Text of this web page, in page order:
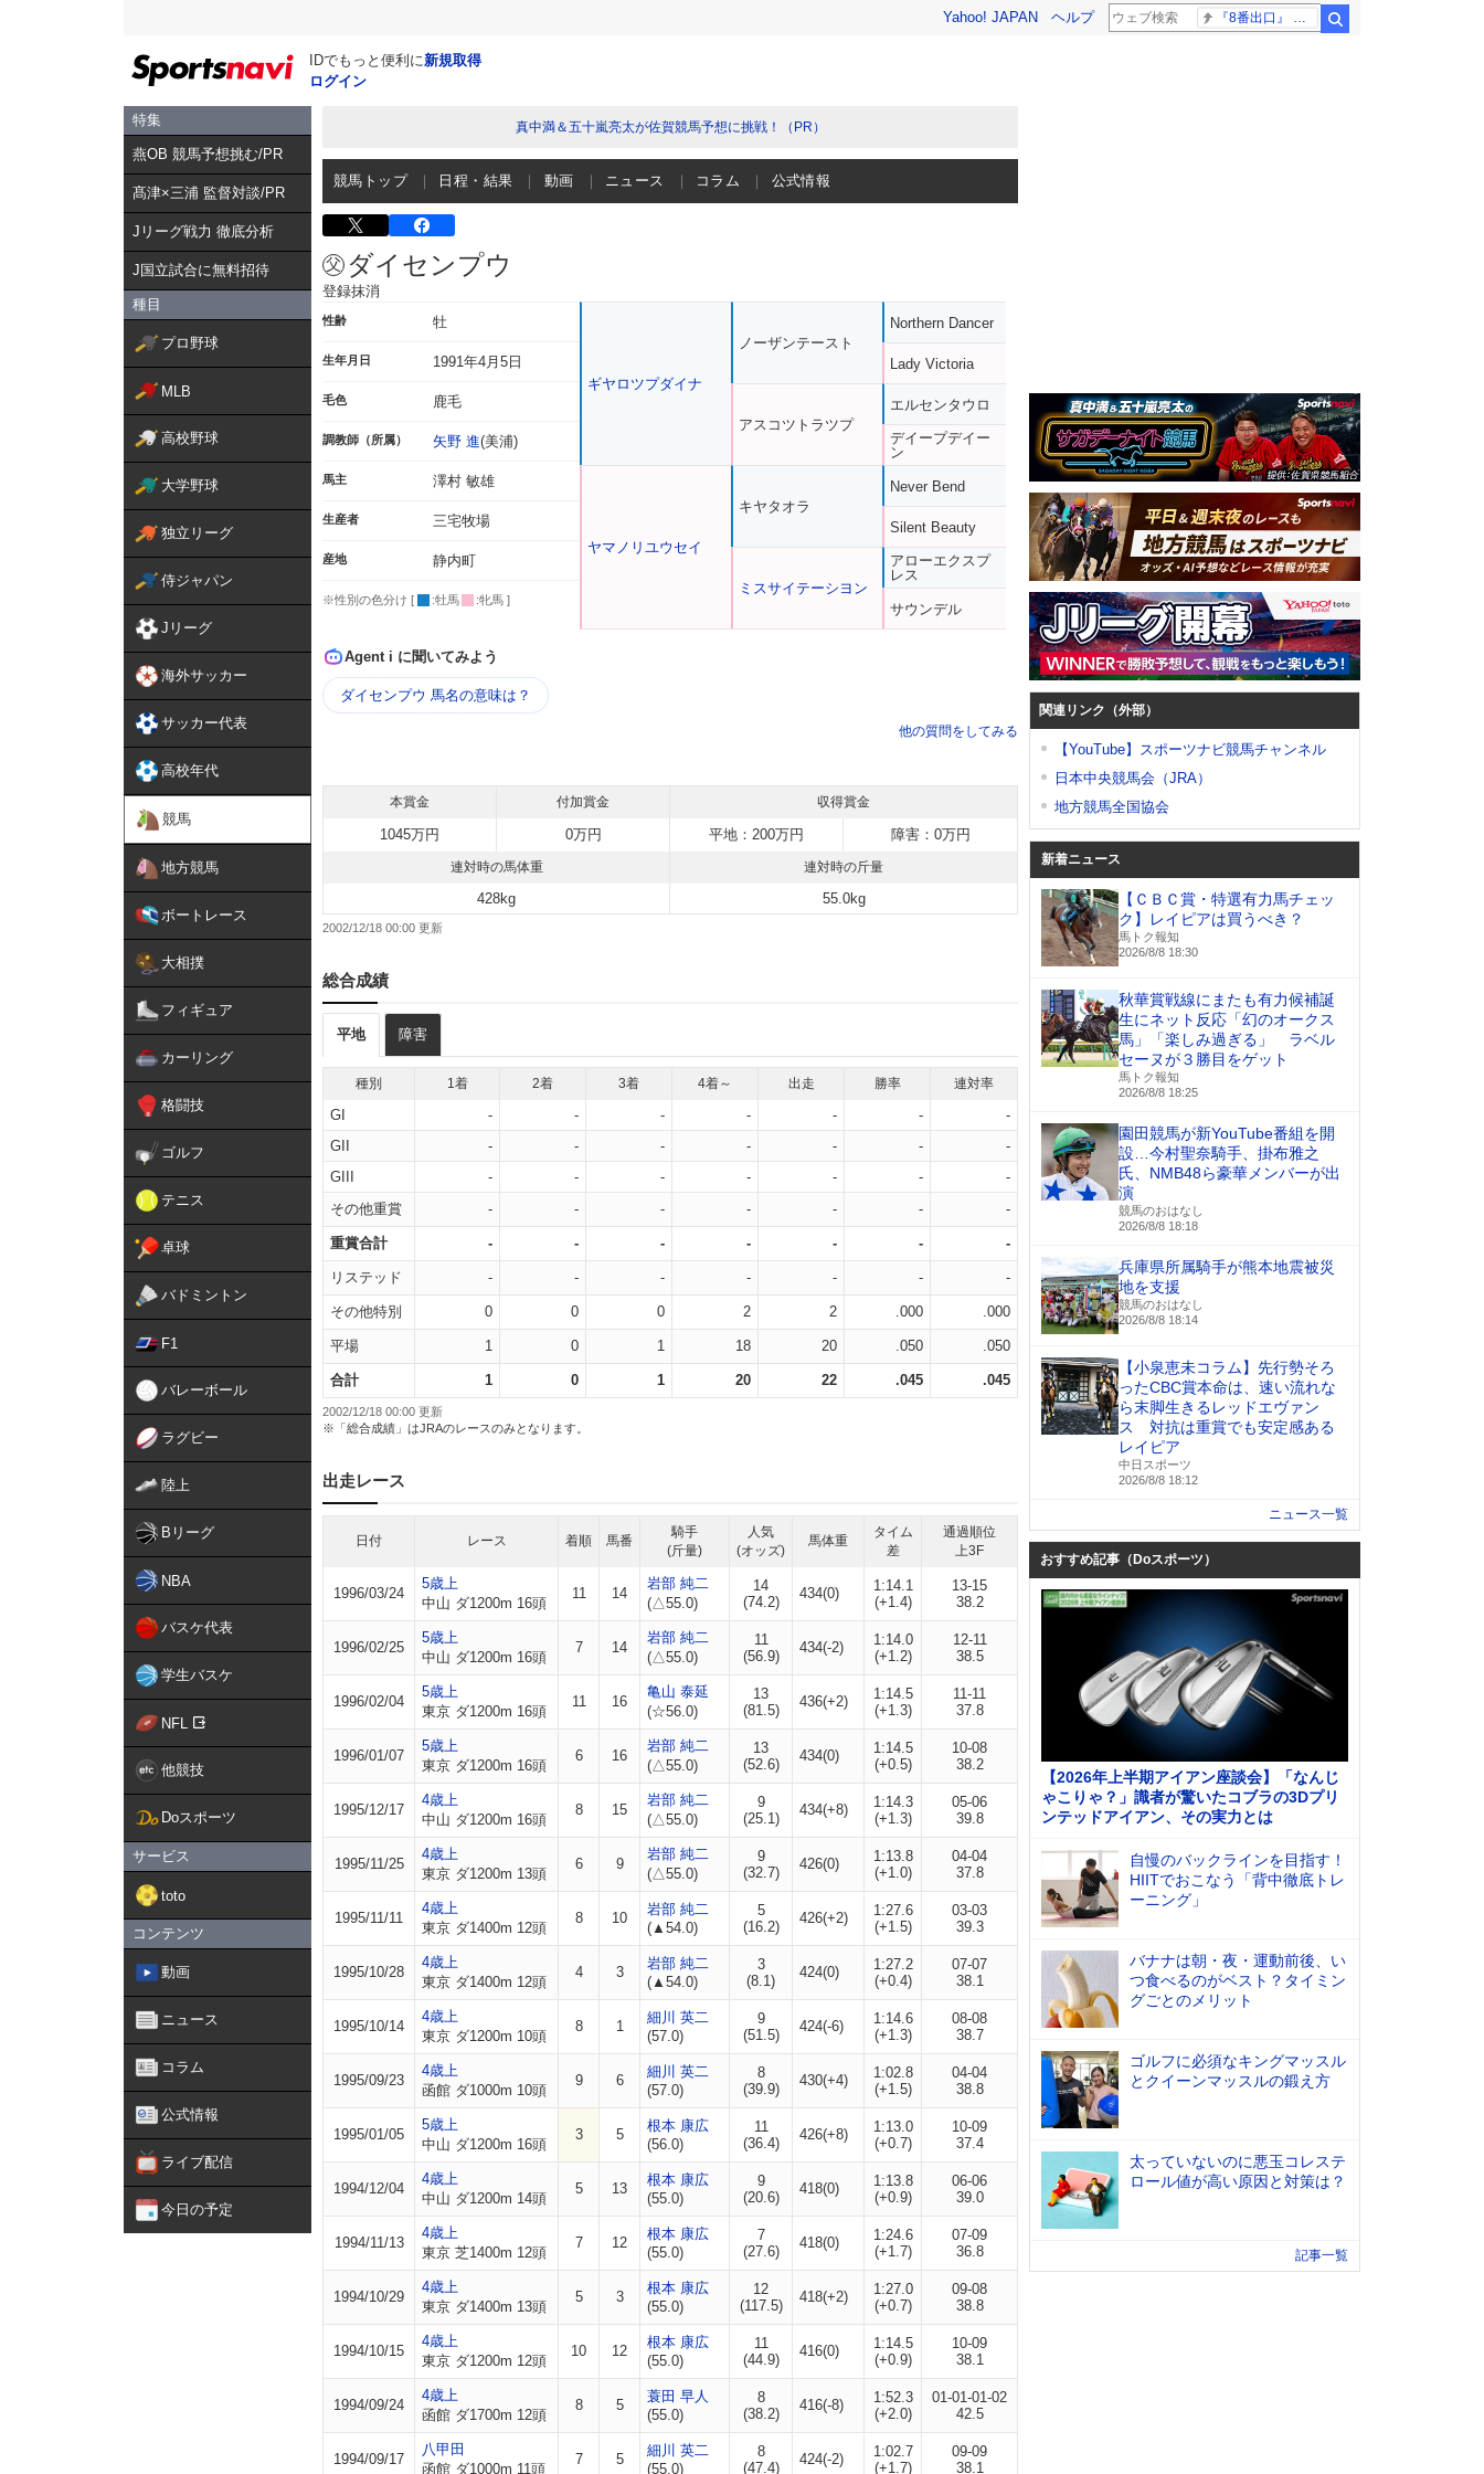
Yahoo! JAPAN ヘルプ
IDでもっと便利に新規取得
ログイン
特集
燕OB 競馬予想挑む/PR
髙津×三浦 監督対談/PR
Jリーグ戦力 徹底分析
J国立試合に無料招待
種目
プロ野球
MLB
高校野球
大学野球
独立リーグ
侍ジャパン
Jリーグ
海外サッカー
サッカー代表
高校年代
競馬
地方競馬
ボートレース
大相撲
フィギュア
カーリング
格闘技
ゴルフ
テニス
卓球
バドミントン
F1
バレーボール
ラグビー
陸上
Bリーグ
NBA
バスケ代表
学生バスケ
NFL
他競技
Doスポーツ
サービス
toto
コンテンツ
動画
ニュース
コラム
公式情報
ライブ配信
今日の予定
真中満＆五十嵐亮太が佐賀競馬予想に挑戦！（PR）
競馬トップ 日程・結果 動画 ニュース コラム 公式情報
ダイセンプウ
登録抹消
性齢 牡
生年月日 1991年4月5日
毛色 鹿毛
調教師（所属） 矢野 進(美浦)
馬主 澤村 敏雄
生産者 三宅牧場
産地 静内町
※性別の色分け [ :牡馬 :牝馬 ]
ギヤロツプダイナ
ヤマノリユウセイ
ノーザンテースト
アスコツトラツプ
キヤタオラ
ミスサイテーシヨン
Northern Dancer
Lady Victoria
エルセンタウロ
デイープデイー
ン
Never Bend
Silent Beauty
アローエクスプ
レス
サウンデル
Agent i に聞いてみよう
ダイセンプウ 馬名の意味は？
他の質問をしてみる
本賞金 付加賞金 収得賞金
1045万円 0万円 平地：200万円 障害：0万円
連対時の馬体重 連対時の斤量
428kg 55.0kg
2002/12/18 00:00
総合成績
平地 障害
種別 1着 2着 3着 4着～ 出走 勝率 連対率
GI - - - - - -
-
GII
- - - - - -
-
GIII
- - - - - -
-
その他重賞
- - - - - - -
重賞合計 - - - - - - -
リステッド - - - - - - -
その他特別 0 0 0 2 2 .000 .000
平場 1 0 1 18 20 .050 .050
合計 1 0 1 20 22 .045 .045
2002/12/18 00:00 更新
※「総合成績」はJRAのレースのみとなります。
出走レース
日付 レース 着順 馬番
騎手
(斤量)
人気
(オッズ)
馬体重
タイム
差
通過順位
上3F
1996/03/24
5歳上
中山 ダ1200m 16頭
11 14
岩部 純二
(△55.0)
14
(74.2)
434(0)
1:14.1
(+1.4)
13-15
38.2
1996/02/25
5歳上
中山 ダ1200m 16頭
7 14
岩部 純二
(△55.0)
11
(56.9)
434(-2)
1:14.0
(+1.2)
12-11
38.5
1996/02/04
5歳上
東京 ダ1200m 16頭
11 16
亀山 泰延
(☆56.0)
13
(81.5)
436(+2)
1:14.5
(+1.3)
11-11
37.8
1996/01/07
5歳上
東京 ダ1200m 16頭
6 16
岩部 純二
(△55.0)
13
(52.6)
434(0)
1:14.5
(+0.5)
10-08
38.2
1995/12/17
4歳上
中山 ダ1200m 16頭
8 15
岩部 純二
(△55.0)
9
(25.1)
434(+8)
1:14.3
(+1.3)
05-06
39.8
1995/11/25
4歳上
東京 ダ1200m 13頭
6 9
岩部 純二
(△55.0)
9
(32.7)
426(0)
1:13.8
(+1.0)
04-04
37.8
1995/11/11
4歳上
東京 ダ1400m 12頭
8 10
岩部 純二
(▲54.0)
5
(16.2)
426(+2)
1:27.6
(+1.5)
03-03
39.3
1995/10/28
4歳上
東京 ダ1400m 12頭
4 3
岩部 純二
(▲54.0)
3
(8.1)
424(0)
1:27.2
(+0.4)
07-07
38.1
1995/10/14
4歳上
東京 ダ1200m 10頭
8 1
細川 英二
(57.0)
9
(51.5)
424(-6)
1:14.6
(+1.3)
08-08
38.7
1995/09/23
4歳上
函館 ダ1000m 10頭
9 6
細川 英二
(57.0)
8
(39.9)
430(+4)
1:02.8
(+1.5)
04-04
38.8
1995/01/05
5歳上
中山 ダ1200m 16頭
3 5
根本 康広
(56.0)
11
(36.4)
426(+8)
1:13.0
(+0.7)
10-09
37.4
1994/12/04
4歳上
中山 ダ1200m 14頭
5 13
根本 康広
(55.0)
9
(20.6)
418(0)
1:13.8
(+0.9)
06-06
39.0
1994/11/13
4歳上
東京 芝1400m 12頭
7 12
根本 康広
(55.0)
7
(27.6)
418(0)
1:24.6
(+1.7)
07-09
36.8
1994/10/29
4歳上
東京 ダ1400m 13頭
5 3
根本 康広
(55.0)
12
(117.5)
418(+2)
1:27.0
(+0.7)
09-08
38.8
1994/10/15
4歳上
東京 ダ1200m 12頭
10 12
根本 康広
(55.0)
11
(44.9)
416(0)
1:14.5
(+0.9)
10-09
38.1
1994/09/24
4歳上
函館 ダ1700m 12頭
8 5
蓑田 早人
(55.0)
8
(38.2)
416(-8)
1:52.3
(+2.0)
01-01-01-02
42.5
1994/09/17
八甲田
函館 ダ1000m 11頭
7 5
細川 英二
(55.0)
8
(47.4)
424(-2)
1:02.7
(+1.7)
09-09
38.1
関連リンク（外部）
【YouTube】スポーツナビ競馬チャンネル
日本中央競馬会（JRA）
地方競馬全国協会
新着ニュース
【ＣＢＣ賞・特選有力馬チェッ
ク】レイピアは買うべき？
馬トク報知
2026/8/8 18:30
秋華賞戦線にまたも有力候補誕
生にネット反応「幻のオークス
馬」「楽しみ過ぎる」 ラベル
セーヌが３勝目をゲット
馬トク報知
2026/8/8 18:25
園田競馬が新YouTube番組を開
設…今村聖奈騎手、掛布雅之
氏、NMB48ら豪華メンバーが出
演
競馬のおはなし
2026/8/8 18:18
兵庫県所属騎手が熊本地震被災
地を支援
競馬のおはなし
2026/8/8 18:14
【小泉恵未コラム】先行勢そろ
ったCBC賞本命は、速い流れな
ら末脚生きるレッドエヴァン
ス 対抗は重賞でも安定感ある
レイピア
中日スポーツ
2026/8/8 18:12
ニュース一覧
おすすめ記事（Doスポーツ）
【2026年上半期アイアン座談会】「なんじ
ゃこりゃ？」識者が驚いたコブラの3Dプリ
ンテッドアイアン、その実力とは
自慢のバックラインを目指す！
HIITでおこなう「背中徹底トレ
ーニング」
バナナは朝・夜・運動前後、い
つ食べるのがベスト？タイミン
グごとのメリット
ゴルフに必須なキングマッスル
とクイーンマッスルの鍛え方
太っていないのに悪玉コレステ
ロール値が高い原因と対策は？
記事一覧